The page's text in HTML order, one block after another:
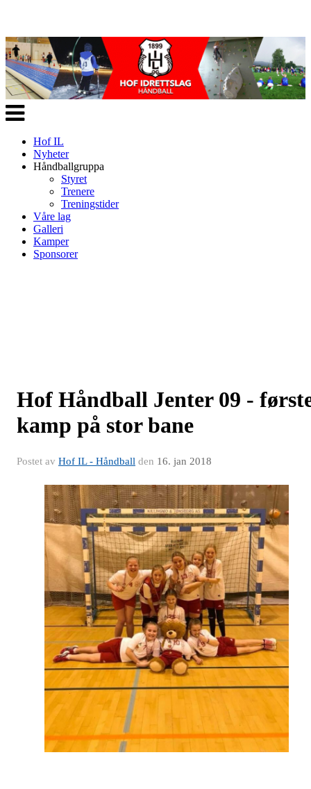
Veksle
navigasjon
Hof IL
Nyheter
Håndballgruppa
Styret
Trenere
Treningstider
Våre lag
Galleri
Kamper
Sponsorer
Hof Håndball Jenter 09 -
kamp på stor bane
Postet av Hof IL - Håndball den 16. jan 2018